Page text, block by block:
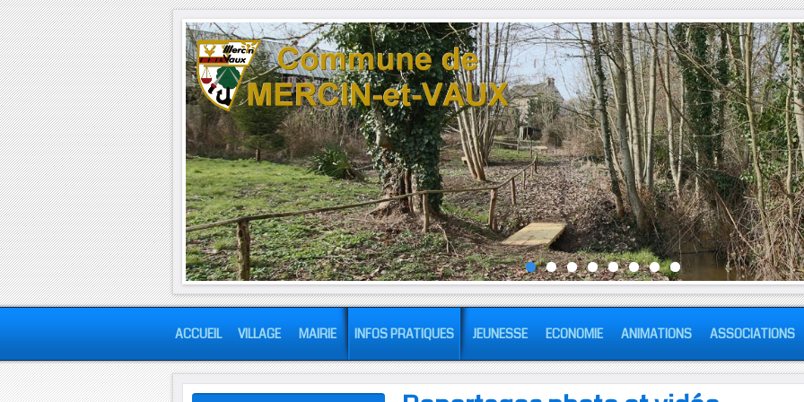
ACCUEIL VILLAGE MAIRIE INFOS PRATIQUES JEUNESSE ECONOMIE ANIMATIONS ASSOCIATIONS